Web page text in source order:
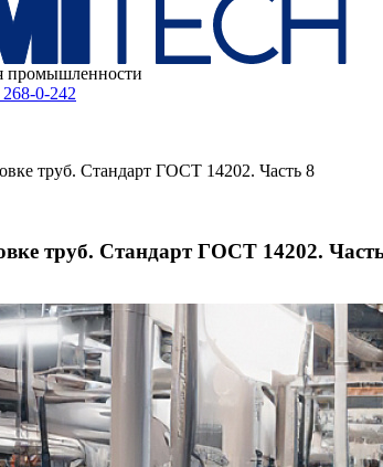
промышленности
0-242
труб. Стандарт ГОСТ 14202. Часть 8
труб. Стандарт ГОСТ 14202.